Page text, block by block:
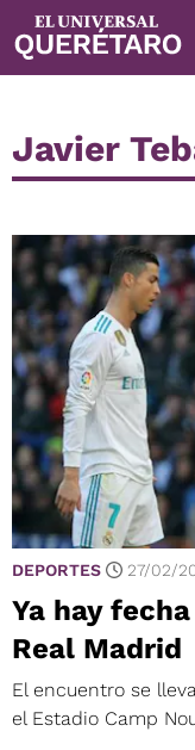
Javier
DEPORTES 27/02/
Ya hay
Real Madrid
El encuentro se
el Estadio Camp